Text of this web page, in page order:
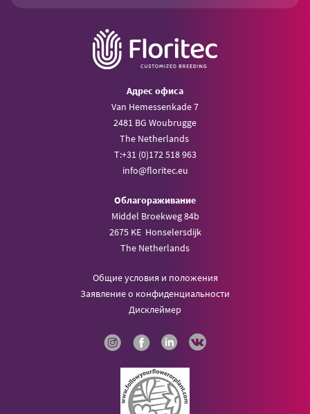
Aдрес офиса
Van Hemessenkade 7
2481 BG Woubrugge
The Netherlands
T:+31 (0)172 518 963
info@floritec.eu
Oблагораживание
Middel Broekweg 84b
2675 KE Honselersdijk
The Netherlands
Общие условия и положения
Заявление о конфиденциальности
Дисклеймер